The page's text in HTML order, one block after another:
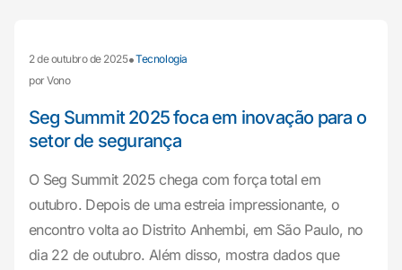
2 de outubro de 2025•Tecnologia
por Vono
Seg Summit 2025 foca em inovação para o
setor de segurança
O Seg Summit 2025 chega com força total em
outubro. Depois de uma estreia impressionante, o
encontro volta ao Distrito Anhembi, em São Paulo, no
dia 22 de outubro. Além disso, mostra dados que